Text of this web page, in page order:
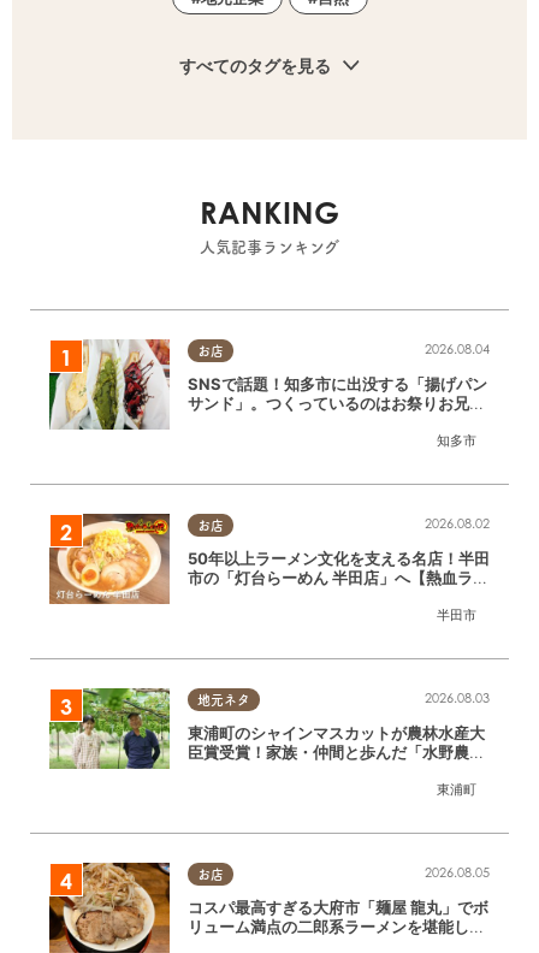
すべてのタグを見る
RANKING
人気記事ランキング
お店
知多市
2026.08.04
SNSで話題！知多市に出没する「揚げパン
サンド」。つくっているのはお祭りお兄さ
お店
半田市
2026.08.02
50年以上ラーメン文化を支える名店！半田
市の「灯台らーめん 半田店」へ【熱血ラー
地元ネタ
東浦町
2026.08.03
東浦町のシャインマスカットが農林水産大
臣賞受賞！家族・仲間と歩んだ「水野農
お店 2026.08.05
コスパ最高すぎる大府市「麺屋 龍丸」でボ
リューム満点の二郎系ラーメンを堪能して